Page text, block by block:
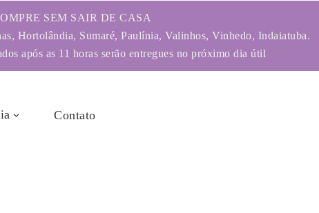
SEM SAIR DE CASA
Hortolândia, Sumaré, Paulínia, Valinhos, Vinhedo, Indaiatuba.
após as 11 horas serão entregues no próximo dia útil
Contato